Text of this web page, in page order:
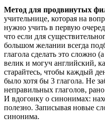
Метод для продвинутых
учительнице, которая на
нужно учить в первую
что если для
большом желании всегда
глагола сделать это сложно
велик и могуч английский,
старайтесь, чтобы каждый
было хотя бы 3 глагола. Не
неправильных глаголов,
И вдогонку о синонимах:
полезно. Записывая новые
синонима.